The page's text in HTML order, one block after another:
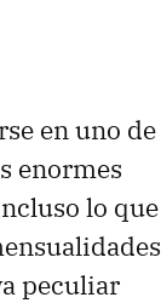
en uno de
enormes
lo que
peculiar